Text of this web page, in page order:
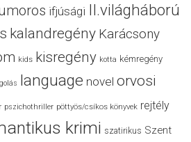
ifjúsági II.világháború
kalandregény Karácsony
kids kisregény kotta kémregény
language novel orvosi
pszichothriller pöttyös/csíkos könyvek rejtély
krimi szatirikus Szent